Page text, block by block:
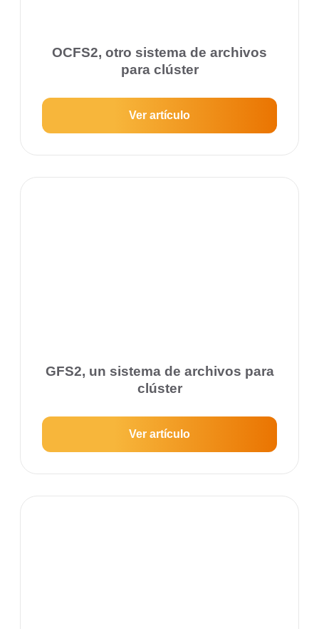
OCFS2, otro sistema de archivos
para clúster
Ver artículo
GFS2, un sistema de archivos para
clúster
Ver artículo